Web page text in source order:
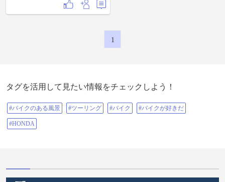
1
タグを活用して見たい情報をチェックしよう！
#バイクのある風景 #ツーリング #バイク #バイクが好きだ
#HONDA